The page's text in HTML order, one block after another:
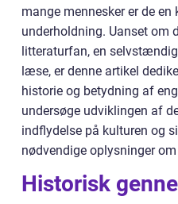
mange mennesker er de
underholdning. Uanset om
litteraturfan, en
læse, er denne artikel
historie og betydning af
undersøge udviklingen af
indflydelse på kulturen og
nødvendige oplysninger
Historisk